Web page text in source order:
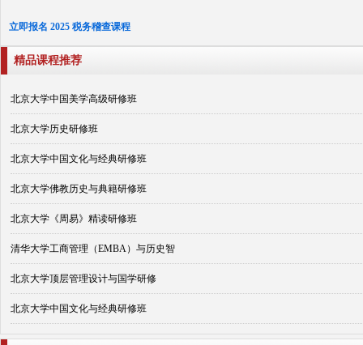
立即报名 2025 税务稽查课程
精品课程推荐
北京大学中国美学高级研修班
北京大学历史研修班
北京大学中国文化与经典研修班
北京大学佛教历史与典籍研修班
北京大学《周易》精读研修班
清华大学工商管理（EMBA）与历史智
北京大学顶层管理设计与国学研修
北京大学中国文化与经典研修班